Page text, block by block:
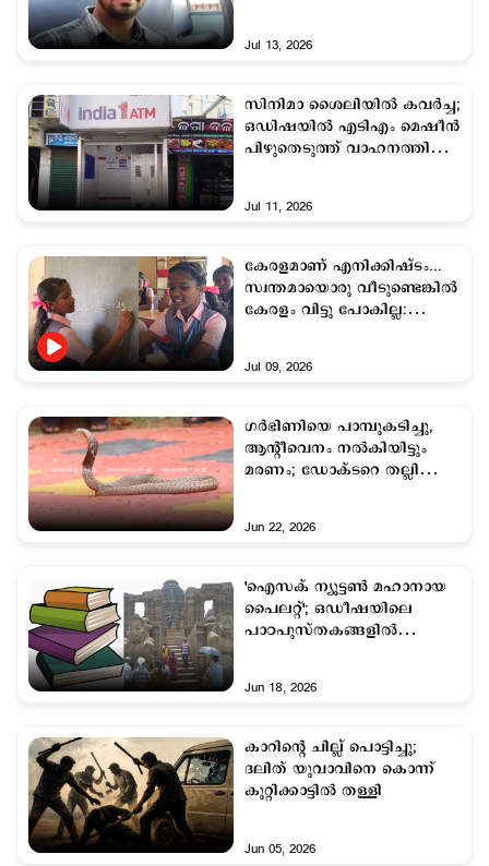
Jul 13, 2026
സിനിമാ ശൈലിയിൽ കവർച്ച;
ഒഡിഷയിൽ എടിഎം മെഷീൻ
പിഴുതെടുത്ത് വാഹനത്തിൽ
Jul 11, 2026
കേരളമാണ് എനിക്കിഷ്ടം...
സ്വന്തമായൊരു വീടുണ്ടെങ്കിൽ
കേരളം വിട്ടു പോകില്ല:
Jul 09, 2026
ഗര്‍ഭിണിയെ പാമ്പുകടിച്ചു,
ആന്‍റീവെനം നല്‍കിയിട്ടും
മരണം; ‍ഡോക്ടറെ തല്ലി
Jun 22, 2026
'ഐസക് ന്യൂട്ടൺ മഹാനായ
പൈലറ്റ്'; ഒഡീഷയിലെ
പാഠപുസ്തകങ്ങളിൽ
Jun 18, 2026
കാറിന്‍റെ ചില്ല് പൊട്ടിച്ചു;
ദലിത് യുവാവിനെ കൊന്ന്
കുറ്റിക്കാട്ടില്‍ തള്ളി
Jun 05, 2026